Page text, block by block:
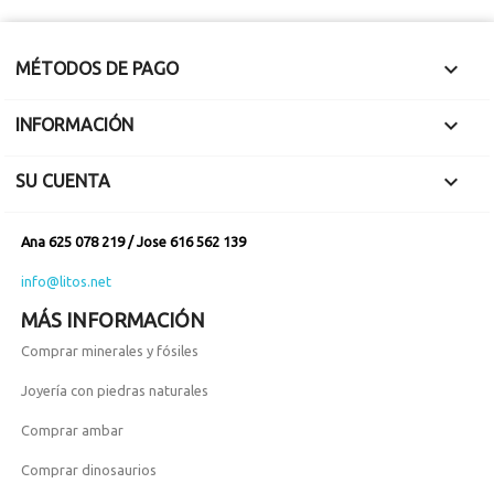
MÉTODOS DE PAGO 
INFORMACIÓN 
SU CUENTA 
Ana 625 078 219 / Jose 616 562 139
info@litos.net
MÁS INFORMACIÓN
Comprar minerales y fósiles
Joyería con piedras naturales
Comprar ambar
Comprar dinosaurios